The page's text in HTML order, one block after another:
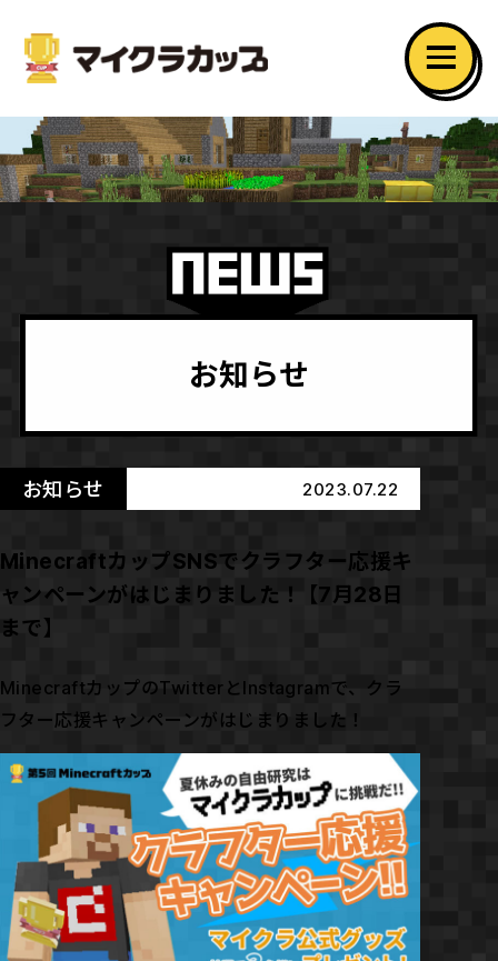
お知らせ
お知らせ 2023.07.22
MinecraftカップSNSでクラフター応援キ
ャンペーンがはじまりました！【7月28日
まで】
MinecraftカップのTwitterとInstagramで、クラ
フター応援キャンペーンがはじまりました！